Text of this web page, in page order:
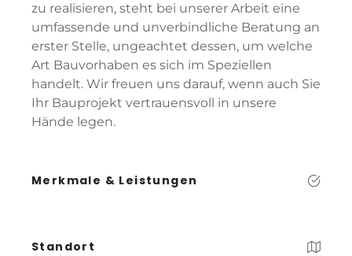
zu realisieren, steht bei unserer Arbeit eine
umfassende und unverbindliche Beratung an
erster Stelle, ungeachtet dessen, um welche
Art Bauvorhaben es sich im Speziellen
handelt. Wir freuen uns darauf, wenn auch Sie
Ihr Bauprojekt vertrauensvoll in unsere
Hände legen.
Merkmale & Leistungen
Standort